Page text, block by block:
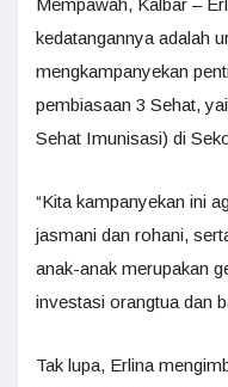
Mempawah, Kalbar –
kedatangannya adalah
mengkampanyekan
pembiasaan 3 Sehat,
Sehat Imunisasi) di
“Kita kampanyekan ini
jasmani dan rohani,
anak-anak merupakan
investasi orangtua dan
Tak lupa, Erlina